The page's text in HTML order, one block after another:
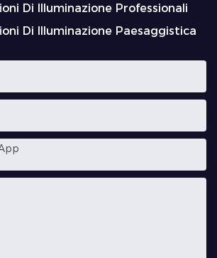
Di Illuminazione Professionali
Di Illuminazione Paesaggistica